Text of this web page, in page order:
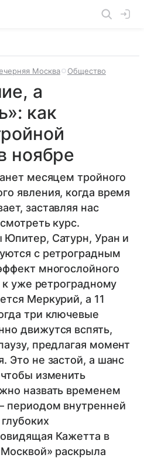
Москва Общество
а
как
ноябре
месяцем тройного
явления, когда время
заставляя нас
курс.
Сатурн, Уран и
с ретроградным
многослойного
к уже ретроградному
Меркурий, а 11
три ключевые
движутся вспять,
предлагая момент
Это не застой, а шанс
изменить
назвать временем
периодом внутренней
Кажетта в
раскрыла